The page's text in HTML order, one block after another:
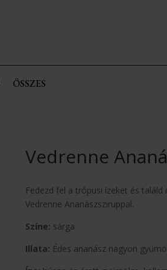
ÖSSZES
Vedrenne
Fedezd fel a trópusi ízeket és
Vedrenne Ananászsziruppal.
Színe: sárga
Illata: Édes ananász nagyon